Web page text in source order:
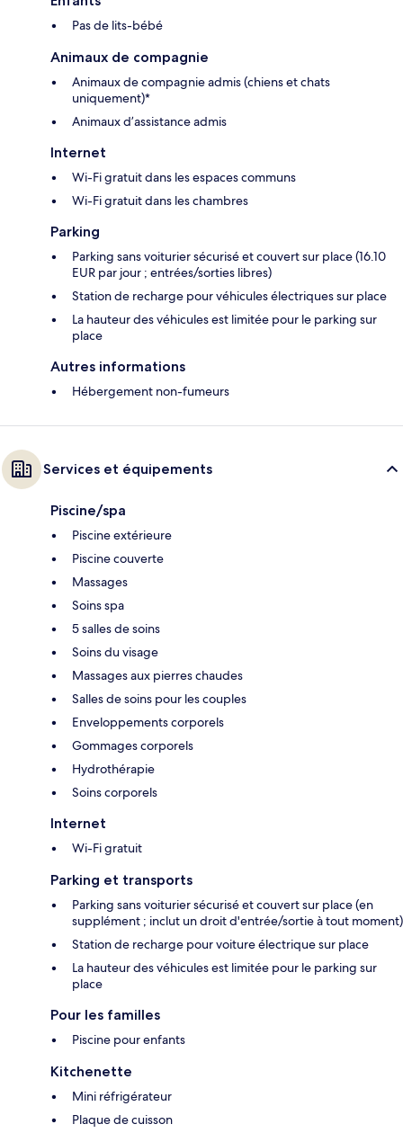
Pas de lits-bébé
Animaux de compagnie
Animaux de compagnie admis (chiens et chats
uniquement)*
Animaux d’assistance admis
Internet
Wi-Fi gratuit dans les espaces communs
Wi-Fi gratuit dans les chambres
Parking
Parking sans voiturier sécurisé et couvert sur place (16.10
EUR par jour ; entrées/sorties libres)
Station de recharge pour véhicules électriques sur place
La hauteur des véhicules est limitée pour le parking sur
place
Autres informations
Hébergement non-fumeurs
Services et équipements
Piscine/spa
Piscine extérieure
Piscine couverte
Massages
Soins spa
5 salles de soins
Soins du visage
Massages aux pierres chaudes
Salles de soins pour les couples
Enveloppements corporels
Gommages corporels
Hydrothérapie
Soins corporels
Internet
Wi-Fi gratuit
Parking et transports
Parking sans voiturier sécurisé et couvert sur place (en
supplément ; inclut un droit d'entrée/sortie à tout moment)
Station de recharge pour voiture électrique sur place
La hauteur des véhicules est limitée pour le parking sur
place
Pour les familles
Piscine pour enfants
Kitchenette
Mini réfrigérateur
Plaque de cuisson